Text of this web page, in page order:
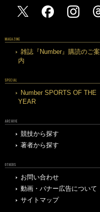
MAGAZINE
雑誌『Number』購読のご案
内
SPECIAL
Number SPORTS OF THE
YEAR
ARCHIVE
競技から探す
著者から探す
OTHERS
お問い合わせ
動画・バナー広告について
サイトマップ